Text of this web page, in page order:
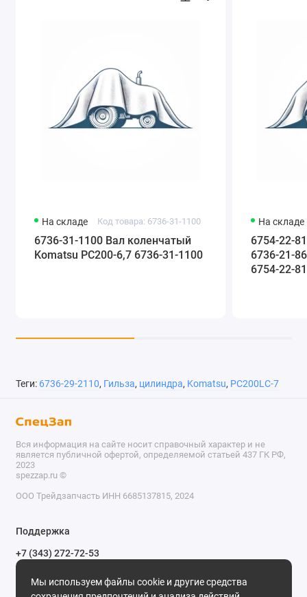
На складе Код товара: 6736-31-1100
6736-31-1100 Вал коленчатый
Komatsu PC200-6,7 6736-31-1100
На складе
6754-22-
6736-21-
6754-22-
Теги: 6736-29-2110, Гильза, цилиндра, Komatsu, PC200LC-7
Мы используем файлы cookie и другие средства
Вся информация на сайте носит справочный характер и не
является публичной офертой, определяемой статьей 437 ГК РФ,
2023
spezzap.ru ©️
ООО Трейдзапчасть ИНН 6685137815, 2024
Поддержка
+7 (343) 272-72-53
Обратный звонок
620030, г. Екатеринбург, ул. Карьерная, д. 14, оф. 14.